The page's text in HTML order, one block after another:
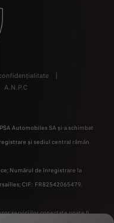
A.N.P.C
Automobiles SA și-a schimbat
și sediul central rămân
Numărul de înregistrare la
CIF: FR82542065479.
serviciilor conectate poate fi